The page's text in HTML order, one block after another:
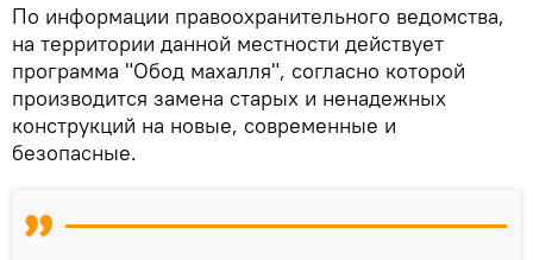
По информации правоохранительного ведомства,
на территории данной местности действует
программа "Обод махалля", согласно которой
производится замена старых и ненадежных
конструкций на новые, современные и
безопасные.